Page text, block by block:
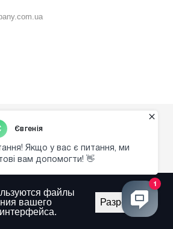
- собственность компании
информации с сайта без
сайта
файлы
вашего
Разрешить